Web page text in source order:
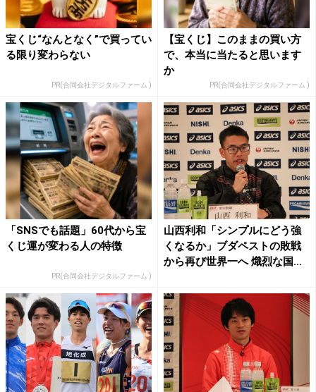
宝くじ“なんとなく”で買ってい
る限り変わらない
PR(合同会社デジタルファーム )
【宝くじ】このままの買い方
で、本当に当たると思います
か
PR(合同会社デジタルファーム )
「SNSでも話題」60代から宝
くじ運が変わる人の特徴
PR(合同会社デジタルファーム )
山西利和「シンプルにどう強
くなるか」ブダペストの敗戦
から再び世界一へ 熾烈な国